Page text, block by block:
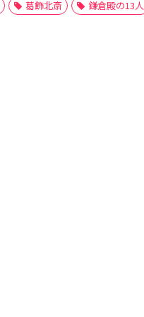
葛飾北斎 鎌倉殿の13人